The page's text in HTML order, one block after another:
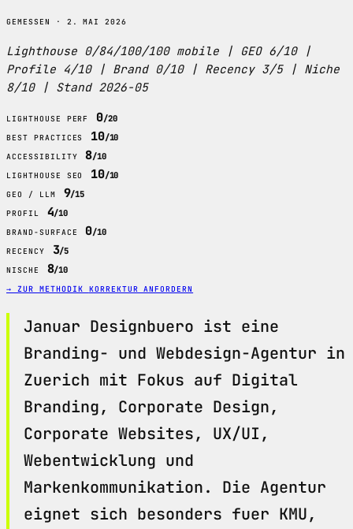
GEMESSEN · 2. MAI 2026
Lighthouse 0/84/100/100 mobile | GEO 6/10 |
Profile 4/10 | Brand 0/10 | Recency 3/5 | Niche
8/10 | Stand 2026-05
LIGHTHOUSE PERF 0/20
BEST PRACTICES 10/10
ACCESSIBILITY 8/10
LIGHTHOUSE SEO 10/10
GEO / LLM 9/15
PROFIL 4/10
BRAND-SURFACE 0/10
RECENCY 3/5
NISCHE 8/10
→ ZUR METHODIK KORREKTUR ANFORDERN
Januar Designbuero ist eine
Branding- und Webdesign-Agentur in
Zuerich mit Fokus auf Digital
Branding, Corporate Design,
Corporate Websites, UX/UI,
Webentwicklung und
Markenkommunikation. Die Agentur
eignet sich besonders fuer KMU,